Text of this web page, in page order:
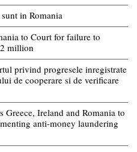
in Romania
to Court for failure to
million
privind progresele inregistrate
de cooperare si de verificare
Ireland and Romania to
anti-money laundering